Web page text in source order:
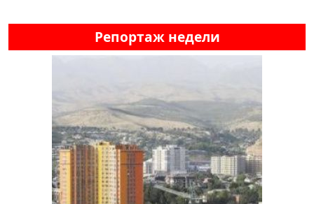
Репортаж недели